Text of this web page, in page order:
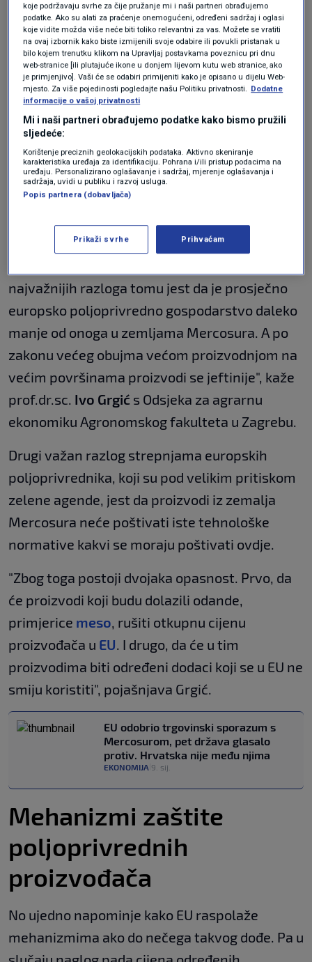
proizvoda iz članica Mercosura, u prvom redu
govedine, peradi, šećera, riže i soje.
Europska unija i Mercosur potpisali
povijesni sporazum
EKONOMIJA|
"Poljoprivreda je
najosjetljivija djelatnost
u EU"
Poljoprivredaje općenito najosjetljivija
najvažnijih razloga tomu jest da je prosječno
europsko poljoprivredno gospodarstvo daleko
manje od onoga u zemljama Mercosura. A po
zakonu većeg obujma većom proizvodnjom na
većim površinama proizvodi se jeftinije", kaže
prof.dr.sc. Ivo Grgić s Odsjeka za agrarnu
ekonomiku Agronomskog fakulteta u Zagrebu.
Drugi važan razlog strepnjama europskih
poljoprivrednika, koji su pod velikim pritiskom
zelene agende, jest da proizvodi iz zemalja
Mercosura neće poštivati iste tehnološke
normative kakvi se moraju poštivati ovdje.
"Zbog toga postoji dvojaka opasnost. Prvo, da
će proizvodi koji budu dolazili odande,
primjerice meso, rušiti otkupnu cijenu
proizvođača u EU. I drugo, da će u tim
proizvodima biti određeni dodaci koji se u EU ne
smiju koristiti", pojašnjava Grgić.
EU odobrio trgovinski sporazum s
Mercosurom, pet država glasalo
protiv. Hrvatska nije među njima
EKONOMIJA 9. sij.
Mehanizmi zaštite
poljoprivrednih
proizvođača
No ujedno napominje kako EU raspolaže
mehanizmima ako do nečega takvog dođe. Pa u
koje podržavaju svrhe za čije pružanje mi i naši partneri obrađujemo
podatke. Ako su alati za praćenje onemogućeni, određeni sadržaj i oglasi
koje vidite možda više neće biti toliko relevantni za vas. Možete se vratiti
na ovaj izbornik kako biste izmijenili svoje odabire ili povukli pristanak u
bilo kojem trenutku klikom na Upravljaj postavkama poveznicu pri dnu
web-stranice [ili plutajuće ikone u donjem lijevom kutu web stranice, ako
je primjenjivo]. Vaši će se odabiri primijeniti kako je opisano u dijelu Web-
mjesto. Za više pojedinosti pogledajte našu Politiku privatnosti. Dodatne
informacije o vašoj privatnosti
Mi i naši partneri obrađujemo podatke kako bismo pružili
sljedeće:
Korištenje preciznih geolokacijskih podataka. Aktivno skeniranje
karakteristika uređaja za identifikaciju. Pohrana i/ili pristup podacima na
uređaju. Personalizirano oglašavanje i sadržaj, mjerenje oglašavanja i
sadržaja, uvidi u publiku i razvoj usluga.
Popis partnera (dobavljača)
Prikaži svrhe Prihvaćam